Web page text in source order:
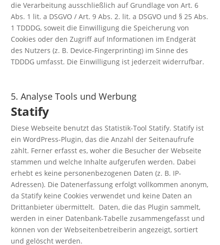
die Verarbeitung ausschließlich auf Grundlage von Art. 6
Abs. 1 lit. a DSGVO / Art. 9 Abs. 2. lit. a DSGVO und § 25 Abs.
1 TDDDG, soweit die Einwilligung die Speicherung von
Cookies oder den Zugriff auf Informationen im Endgerät
des Nutzers (z. B. Device-Fingerprinting) im Sinne des
TDDDG umfasst. Die Einwilligung ist jederzeit widerrufbar.
5. Analyse Tools und Werbung
Statify
Diese Webseite benutzt das Statistik-Tool Statify. Statify ist
ein WordPress-Plugin, das die Anzahl der Seitenaufrufe
zählt. Ferner erfasst es, woher die Besucher der Webseite
stammen und welche Inhalte aufgerufen werden. Dabei
erhebt es keine personenbezogenen Daten (z. B. IP-
Adressen). Die Datenerfassung erfolgt vollkommen anonym,
da Statify keine Cookies verwendet und keine Daten an
Drittanbieter übermittelt. Daten, die das Plugin sammelt,
werden in einer Datenbank-Tabelle zusammengefasst und
können von der Webseitenbetreiberin angezeigt, sortiert
und gelöscht werden.